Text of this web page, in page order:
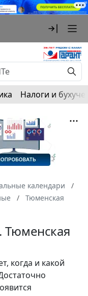
Налоги и
календари
Тюменская
Тюменская
когда и какой